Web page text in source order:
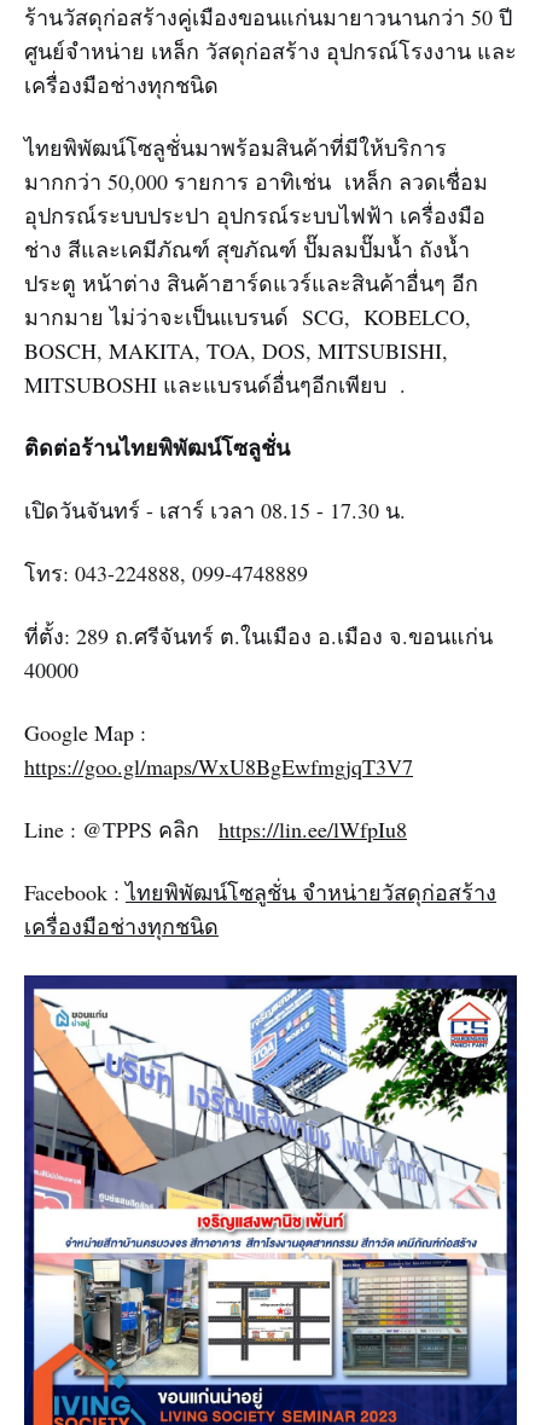
ร้านวัสดุก่อสร้างคู่เมืองขอนแก่นมายาวนานกว่า 50 ปี
ศูนย์จำหน่าย เหล็ก วัสดุก่อสร้าง อุปกรณ์โรงงาน และ
เครื่องมือช่างทุกชนิด
ไทยพิพัฒน์โซลูชั่นมาพร้อมสินค้าที่มีให้บริการ
มากกว่า 50,000 รายการ อาทิเช่น เหล็ก ลวดเชื่อม
อุปกรณ์ระบบประปา อุปกรณ์ระบบไฟฟ้า เครื่องมือ
ช่าง สีและเคมีภัณฑ์ สุขภัณฑ์ ปั๊มลมปั๊มน้ำ ถังน้ำ
ประตู หน้าต่าง สินค้าฮาร์ดแวร์และสินค้าอื่นๆ อีก
มากมาย ไม่ว่าจะเป็นแบรนด์ SCG, KOBELCO,
BOSCH, MAKITA, TOA, DOS, MITSUBISHI,
MITSUBOSHI และแบรนด์อื่นๆอีกเพียบ .
ติดต่อร้านไทยพิพัฒน์โซลูชั่น
เปิดวันจันทร์ - เสาร์ เวลา 08.15 - 17.30 น.
โทร: 043-224888, 099-4748889
ที่ตั้ง: 289 ถ.ศรีจันทร์ ต.ในเมือง อ.เมือง จ.ขอนแก่น
40000
Google Map :
https://goo.gl/maps/WxU8BgEwfmgjqT3V7
Line : @TPPS คลิก https://lin.ee/lWfpIu8
Facebook :ไทยพิพัฒน์โซลูชั่น จำหน่ายวัสดุก่อสร้าง
เครื่องมือช่างทุกชนิด